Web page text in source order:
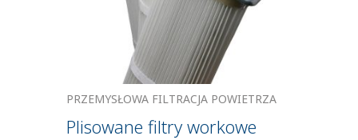
PRZEMYSŁOWA FILTRACJA POWIETRZA
Plisowane filtry workowe